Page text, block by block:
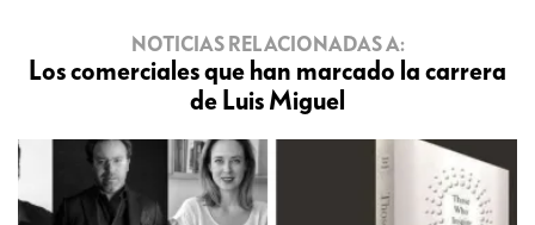
NOTICIAS RELACIONADAS A:
Los comerciales que han marcado la carrera
de Luis Miguel